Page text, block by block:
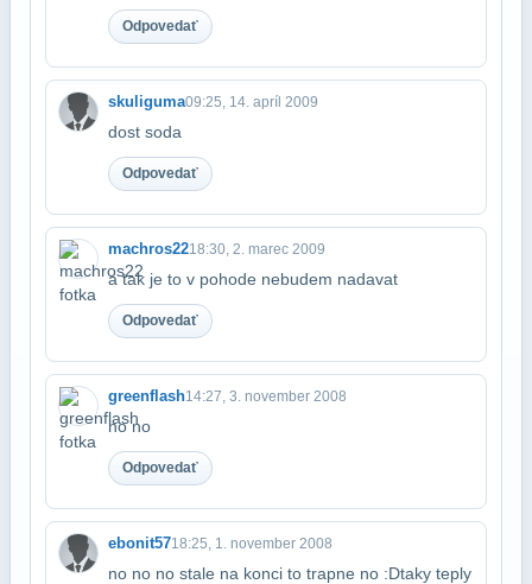
Odpovedať
skuliguma09:25, 14. apríl 2009
dost soda
Odpovedať
machros2218:30, 2. marec 2009
a tak je to v pohode nebudem nadavat
Odpovedať
greenflash14:27, 3. november 2008
no no
Odpovedať
ebonit5718:25, 1. november 2008
no no no stale na konci to trapne no :Dtaky teply